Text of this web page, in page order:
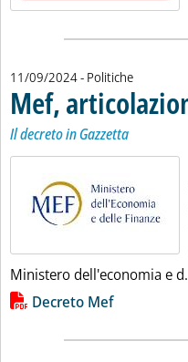
11/09/2024- Politiche
Mef,
Il decreto in Gazzetta
Ministero dell'economia e
Lista allegati PDF
Decreto Mef